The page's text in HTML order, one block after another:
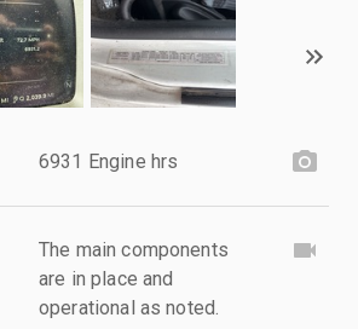
6931 Engine hrs
The main components
are in place and
operational as noted.